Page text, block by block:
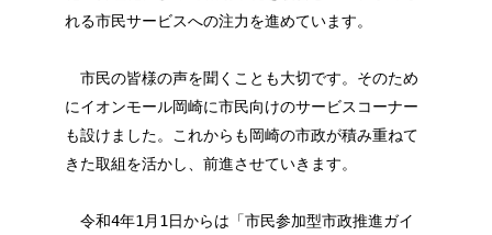
れる市民サービスへの注力を進めています。
市民の皆様の声を聞くことも大切です。そのため
にイオンモール岡崎に市民向けのサービスコーナー
も設けました。これからも岡崎の市政が積み重ねて
きた取組を活かし、前進させていきます。
令和4年1月1日からは「市民参加型市政推進ガイ